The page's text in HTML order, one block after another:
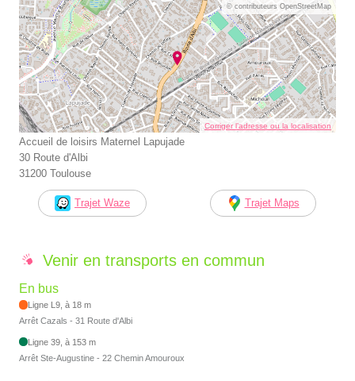
© contributeurs OpenStreetMap
Corriger l’adresse ou la localisation
Accueil de loisirs Maternel Lapujade
30 Route d'Albi
31200 Toulouse
Trajet Waze Trajet Maps
Venir en transports en commun
En bus
Ligne L9, à 18 m
Arrêt Cazals - 31 Route d'Albi
Ligne 39, à 153 m
Arrêt Ste-Augustine - 22 Chemin Amouroux